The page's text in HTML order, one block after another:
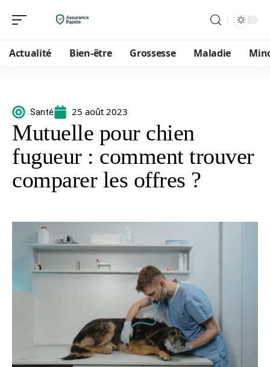
Actualité Bien-être Grossesse Maladie
Santé 25 août 2023
Mutuelle pour chien
fugueur : comment trouver
comparer les offres ?